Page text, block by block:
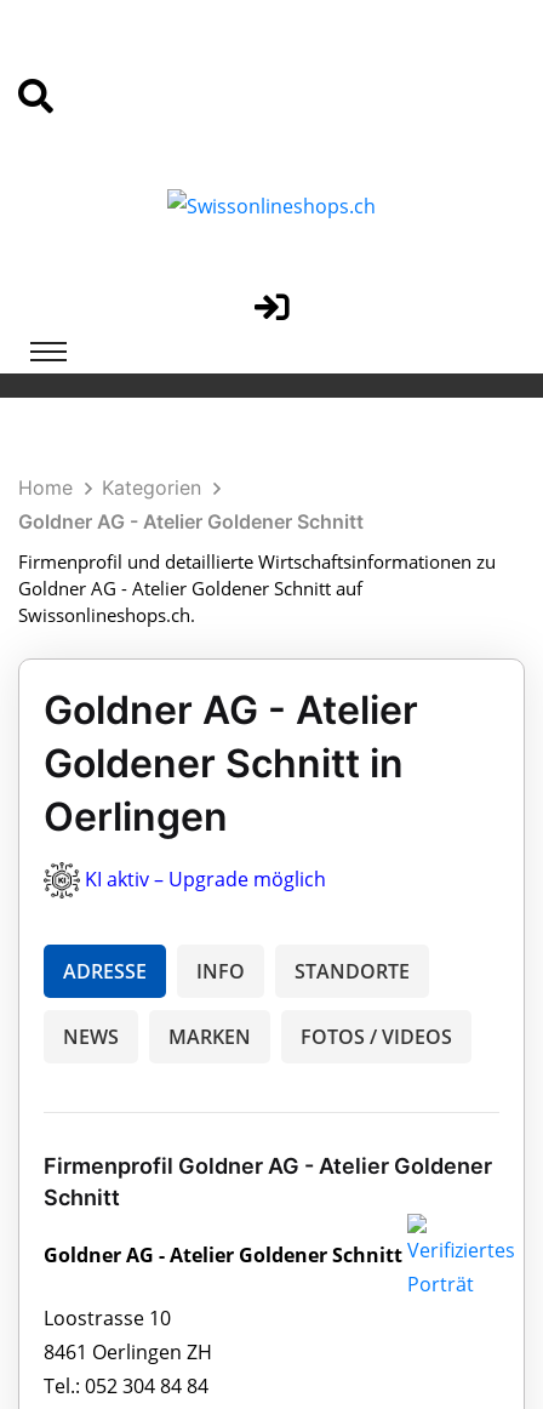
Home
Kategorien
Goldner AG - Atelier Goldener Schnitt
Firmenprofil und detaillierte Wirtschaftsinformationen zu
Goldner AG - Atelier Goldener Schnitt auf
Swissonlineshops.ch.
Goldner AG - Atelier
Goldener Schnitt in
Oerlingen
KI aktiv – Upgrade möglich
ADRESSE INFO STANDORTE
NEWS MARKEN FOTOS / VIDEOS
Firmenprofil Goldner AG - Atelier Goldener
Schnitt
Goldner AG - Atelier Goldener Schnitt
Loostrasse 10
8461 Oerlingen ZH
Tel.: 052 304 84 84